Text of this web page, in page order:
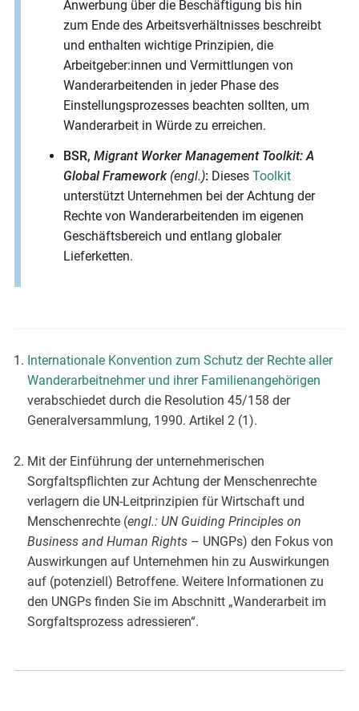
Anwerbung über die Beschäftigung bis hin
zum Ende des Arbeitsverhältnisses beschreibt
und enthalten wichtige Prinzipien, die
Arbeitgeber:innen und Vermittlungen von
Wanderarbeitenden in jeder Phase des
Einstellungsprozesses beachten sollten, um
Wanderarbeit in Würde zu erreichen.
BSR, Migrant Worker Management Toolkit: A
Global Framework (engl.): Dieses Toolkit
unterstützt Unternehmen bei der Achtung der
Rechte von Wanderarbeitenden im eigenen
Geschäftsbereich und entlang globaler
Lieferketten.
Internationale Konvention zum Schutz der Rechte aller
Wanderarbeitnehmer und ihrer Familienangehörigen
verabschiedet durch die Resolution 45/158 der
Generalversammlung, 1990. Artikel 2 (1).
Mit der Einführung der unternehmerischen
Sorgfaltspflichten zur Achtung der Menschenrechte
verlagern die UN-Leitprinzipien für Wirtschaft und
Menschenrechte (engl.: UN Guiding Principles on
Business and Human Rights – UNGPs) den Fokus von
Auswirkungen auf Unternehmen hin zu Auswirkungen
auf (potenziell) Betroffene. Weitere Informationen zu
den UNGPs finden Sie im Abschnitt „Wanderarbeit im
Sorgfaltsprozess adressieren“.